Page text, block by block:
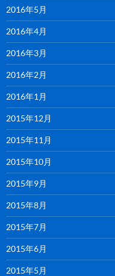
2016年5月
2016年4月
2016年3月
2016年2月
2016年1月
2015年12月
2015年11月
2015年10月
2015年9月
2015年8月
2015年7月
2015年6月
2015年5月